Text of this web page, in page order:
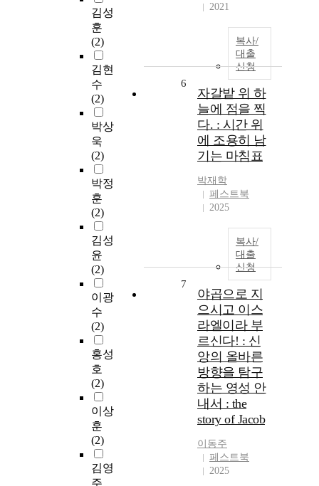
김성
훈
(2)
김현
수
(2)
박상
욱
(2)
박정
훈
(2)
김성
윤
(2)
이광
수
(2)
홍성
호
(2)
이상
훈
(2)
김영
주
2021
복사/
대출
신청
6
자갈밭 위 하
늘에 점을 찍
다. : 시간 위
에 조용히 남
기는 마침표
박재학
페스트북
2025
복사/
대출
신청
7
야곱으로 지
으시고 이스
라엘이라 부
르신다! : 신
앙의 올바른
방향을 탐구
하는 영성 안
내서 : the
story of Jacob
이동주
페스트북
2025